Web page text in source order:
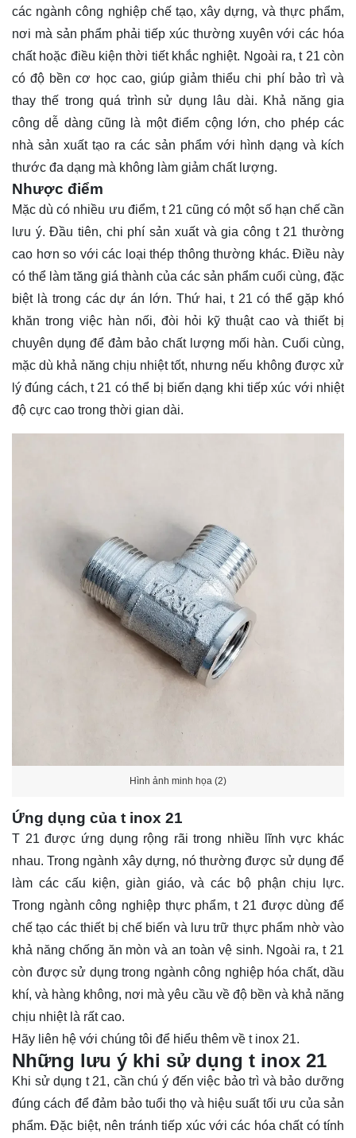
các ngành công nghiệp chế tạo, xây dựng, và thực phẩm,
nơi mà sản phẩm phải tiếp xúc thường xuyên với các hóa
chất hoặc điều kiện thời tiết khắc nghiệt. Ngoài ra, t 21 còn
có độ bền cơ học cao, giúp giảm thiểu chi phí bảo trì và
thay thế trong quá trình sử dụng lâu dài. Khả năng gia
công dễ dàng cũng là một điểm cộng lớn, cho phép các
nhà sản xuất tạo ra các sản phẩm với hình dạng và kích
thước đa dạng mà không làm giảm chất lượng.
Nhược điểm
Mặc dù có nhiều ưu điểm, t 21 cũng có một số hạn chế cần
lưu ý. Đầu tiên, chi phí sản xuất và gia công t 21 thường
cao hơn so với các loại thép thông thường khác. Điều này
có thể làm tăng giá thành của các sản phẩm cuối cùng, đặc
biệt là trong các dự án lớn. Thứ hai, t 21 có thể gặp khó
khăn trong việc hàn nối, đòi hỏi kỹ thuật cao và thiết bị
chuyên dụng để đảm bảo chất lượng mối hàn. Cuối cùng,
mặc dù khả năng chịu nhiệt tốt, nhưng nếu không được xử
lý đúng cách, t 21 có thể bị biến dạng khi tiếp xúc với nhiệt
độ cực cao trong thời gian dài.
Hình ảnh minh họa (2)
Ứng dụng của t inox 21
T 21 được ứng dụng rộng rãi trong nhiều lĩnh vực khác
nhau. Trong ngành xây dựng, nó thường được sử dụng để
làm các cấu kiện, giàn giáo, và các bộ phận chịu lực.
Trong ngành công nghiệp thực phẩm, t 21 được dùng để
chế tạo các thiết bị chế biến và lưu trữ thực phẩm nhờ vào
khả năng chống ăn mòn và an toàn vệ sinh. Ngoài ra, t 21
còn được sử dụng trong ngành công nghiệp hóa chất, dầu
khí, và hàng không, nơi mà yêu cầu về độ bền và khả năng
chịu nhiệt là rất cao.
Hãy liên hệ với chúng tôi để hiểu thêm về t inox 21.
Những lưu ý khi sử dụng t inox 21
Khi sử dụng t 21, cần chú ý đến việc bảo trì và bảo dưỡng
đúng cách để đảm bảo tuổi thọ và hiệu suất tối ưu của sản
phẩm. Đặc biệt, nên tránh tiếp xúc với các hóa chất có tính